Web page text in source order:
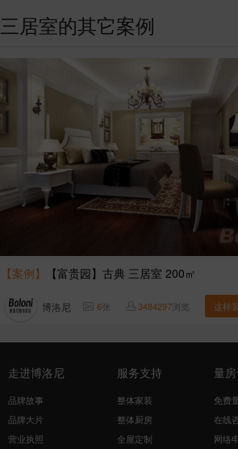
三居室的其它案例
【案例】 【富贵园】古典 三居室 200㎡
博洛尼 6张 3484297浏览 这样
走进博洛尼
品牌故事
品牌大片
营业执照
服务支持
整体家装
整体厨房
全屋定制
量
免费
在线
网络